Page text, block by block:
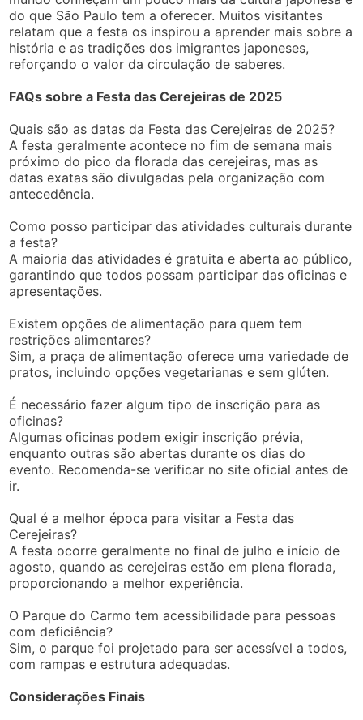
do que São Paulo tem a oferecer. Muitos visitantes
relatam que a festa os inspirou a aprender mais sobre a
história e as tradições dos imigrantes japoneses,
reforçando o valor da circulação de saberes.
FAQs sobre a Festa das Cerejeiras de 2025
Quais são as datas da Festa das Cerejeiras de 2025?
A festa geralmente acontece no fim de semana mais
próximo do pico da florada das cerejeiras, mas as
datas exatas são divulgadas pela organização com
antecedência.
Como posso participar das atividades culturais durante
a festa?
A maioria das atividades é gratuita e aberta ao público,
garantindo que todos possam participar das oficinas e
apresentações.
Existem opções de alimentação para quem tem
restrições alimentares?
Sim, a praça de alimentação oferece uma variedade de
pratos, incluindo opções vegetarianas e sem glúten.
É necessário fazer algum tipo de inscrição para as
oficinas?
Algumas oficinas podem exigir inscrição prévia,
enquanto outras são abertas durante os dias do
evento. Recomenda-se verificar no site oficial antes de
ir.
Qual é a melhor época para visitar a Festa das
Cerejeiras?
A festa ocorre geralmente no final de julho e início de
agosto, quando as cerejeiras estão em plena florada,
proporcionando a melhor experiência.
O Parque do Carmo tem acessibilidade para pessoas
com deficiência?
Sim, o parque foi projetado para ser acessível a todos,
com rampas e estrutura adequadas.
Considerações Finais